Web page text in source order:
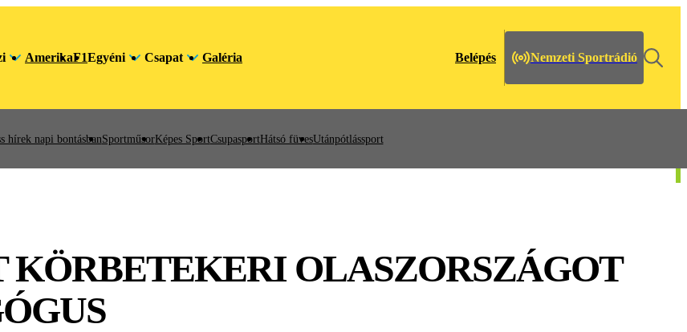
AmerikaF1Egyéni Csapat Galéria Belépés Nemzeti Sportrádió
hírek napi bontásbanSportműsorKépes SportCsupasportHátsó füvesUtánpótlássport
KÖRBETEKERI OLASZORSZÁGOT